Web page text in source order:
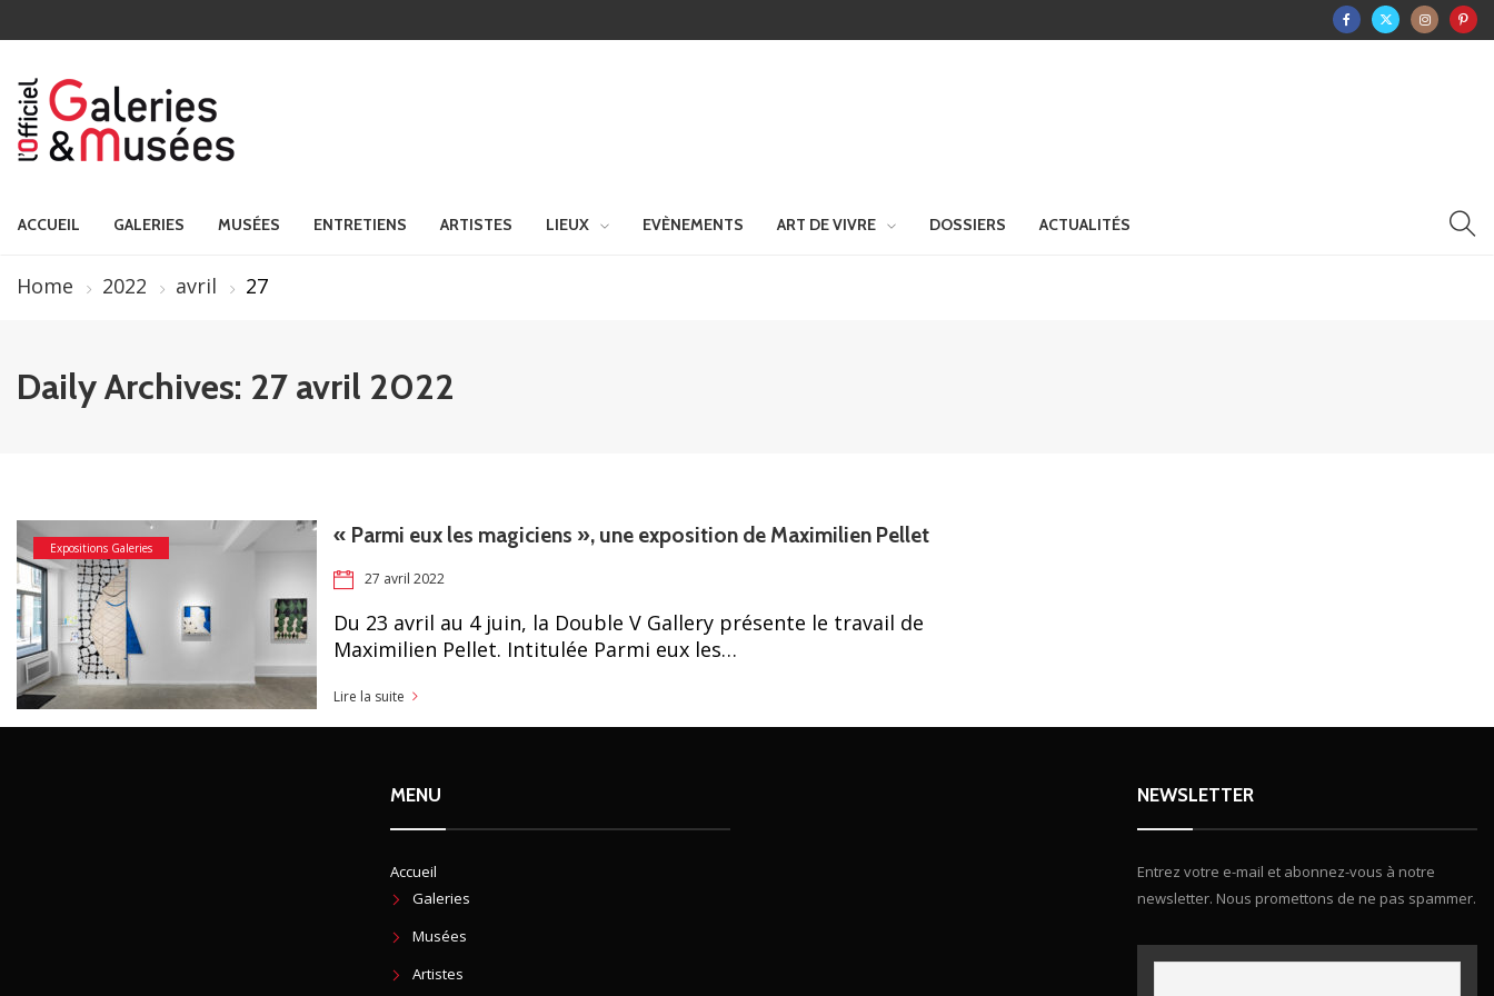
ACCUEIL GALERIES MUSÉES ENTRETIENS ARTISTES LIEUX EVÈNEMENTS ART DE VIVRE DOSSIERS ACTUALITÉS
Home 2022 avril 27
Daily Archives: 27 avril 2022
Expositions Galeries « Parmi eux les magiciens », une exposition de Maximilien Pellet
27 avril 2022
Du 23 avril au 4 juin, la Double V Gallery présente le travail de
Maximilien Pellet. Intitulée Parmi eux les…
Lire la suite
MENU
Accueil
Galeries
Musées
Artistes
NEWSLETTER
Entrez votre e-mail et abonnez-vous à notre
newsletter. Nous promettons de ne pas spammer.